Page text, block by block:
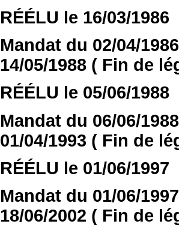
RÉÉLU le 16/03/1986
Mandat du 02/04/
14/05/1988 ( Fin de
RÉÉLU le 05/06/1988
Mandat du 06/06/
01/04/1993 ( Fin de
RÉÉLU le 01/06/1997
Mandat du 01/06/
18/06/2002 ( Fin de